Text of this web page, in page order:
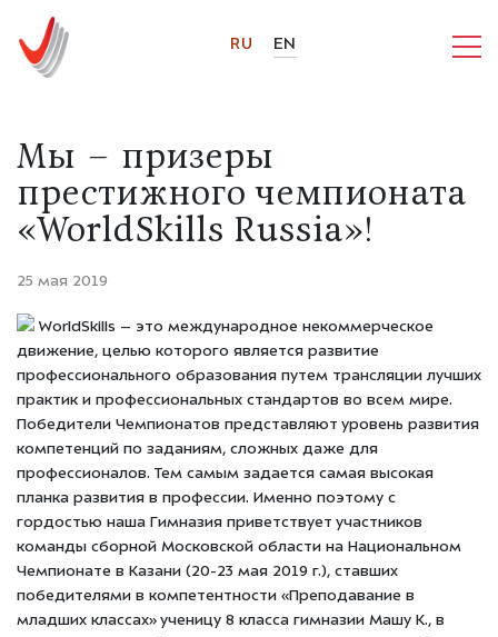
RU EN
Мы – призеры
престижного чемпионата
«WorldSkills Russia»!
25 мая 2019
WorldSkills – это международное некоммерческое
движение, целью которого является развитие
профессионального образования путем трансляции лучших
практик и профессиональных стандартов во всем мире.
Победители Чемпионатов представляют уровень развития
компетенций по заданиям, сложных даже для
профессионалов. Тем самым задается самая высокая
планка развития в профессии. Именно поэтому с
гордостью наша Гимназия приветствует участников
команды сборной Московской области на Национальном
Чемпионате в Казани (20-23 мая 2019 г.), ставших
победителями в компетентности «Преподавание в
младших классах» ученицу 8 класса гимназии Машу К., в